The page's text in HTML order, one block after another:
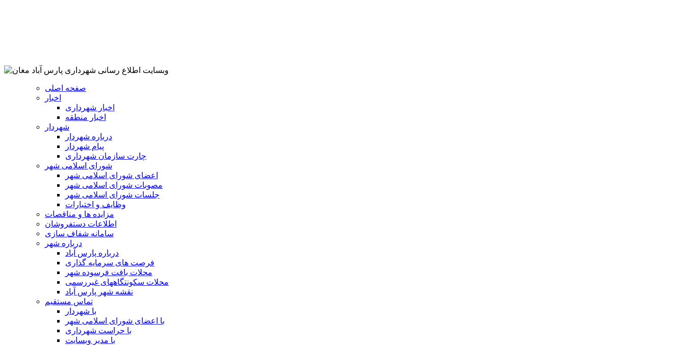
صفحه اصلی
اخبار
اخبار شهرداری
اخبار منطقه
شهردار
درباره شهردار
پیام شهردار
چارت سازمان شهرداری
شورای اسلامی شهر
اعضای شورای اسلامی شهر
مصوبات شورای اسلامی شهر
جلسات شورای اسلامی شهر
وظایف و اختیارات
مزایده ها و مناقصات
اطلاعات دستفروشان
سامانه شفاف سازی
درباره شهر
درباره پارس آباد
فرصت های سرمایه گذاری
محلات بافت فرسوده شهر
محلات سکونتگاههای غیررسمی
نقشه شهر پارس آباد
تماس مستقیم
با شهردار
با اعضای شورای اسلامی شهر
با حراست شهرداری
با مدیر وبسایت